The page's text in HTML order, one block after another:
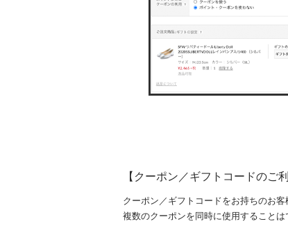
【クーポン／ギフトコードのご
クーポン／ギフトコードをお持ちのお
複数のクーポンを同時に使用することは